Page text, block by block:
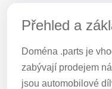
Přehled a
Doména .parts je
zabývají prodejem
jsou automobilové